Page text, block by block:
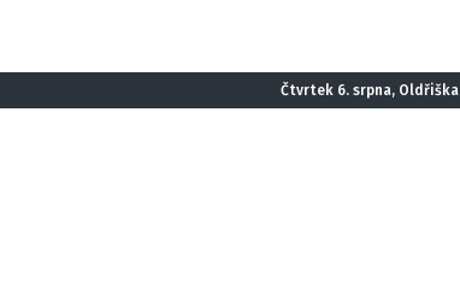
Čtvrtek 6. srpna, Oldřiška